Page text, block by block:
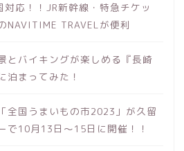
対応！！JR新幹線・特急チケッ
NAVITIME TRAVELが便利
とバイキングが楽しめる『長崎
泊まってみた！
全国うまいもの市2023」が久留
で10月13日～15日に開催！！